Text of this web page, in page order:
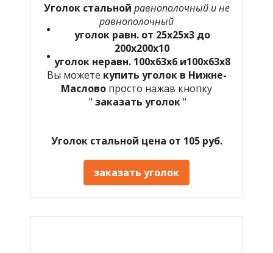
Уголок стальной равнополочный и не
равнополочный
уголок равн. от 25х25х3 до
200х200х10
уголок неравн. 100х63х6 и100х63х8
Вы можете купить уголок в Нижне-
Маслово просто нажав кнопку
" заказать уголок"
Уголок стальной цена от 105 руб.
заказать уголок